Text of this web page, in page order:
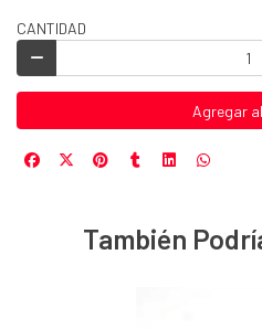
CANTIDAD
Agregar
También